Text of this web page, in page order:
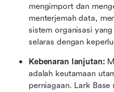
mengimport dan
menterjemah data,
sistem organisasi
selaras dengan
Kebenaran lanjutan:
adalah keutamaan
perniagaan. Lark